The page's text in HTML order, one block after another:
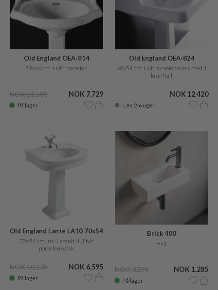
Old England OEA-814
59x46 cm. Hvitt porselen
NOK 11.509 NOK 7.729
På lager
Old England OEA-824
68x54 cm. Hvit porselensvask med 1
kranhull
NOK 12.420
Lev. 2-6 uger
Old England Lante LA10 70x54
cm., m/1 hanehul
70x54 cm., m/1 kranhull, Hvit
porselensvask
NOK 10.139 NOK 6.595
På lager
Brick 400
Hvit
NOK 3.295 NOK 1.285
På lager